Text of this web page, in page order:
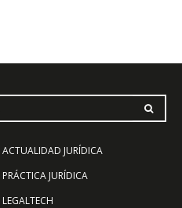
ACTUALIDAD JURÍDICA
PRÁCTICA JURÍDICA
LEGALTECH